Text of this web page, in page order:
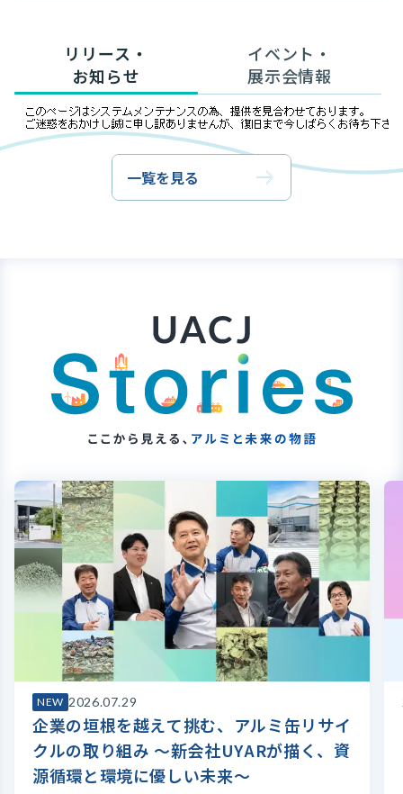
リリース・
お知らせ
イベント・
展示会情報
一覧を見る
NEW 2026.07.29
企業の垣根を越えて挑む、アルミ缶リサイ
クルの取り組み ～新会社UYARが描く、資
源循環と環境に優しい未来～